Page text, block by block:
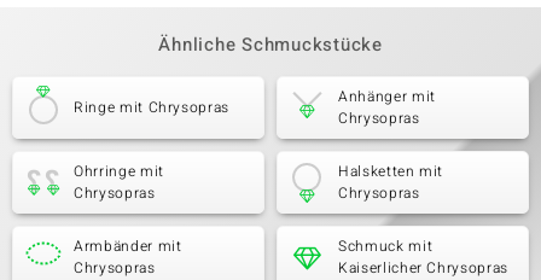
Ähnliche Schmuckstücke
Ringe mit Chrysopras
Anhänger mit
Chrysopras
Ohrringe mit
Chrysopras
Halsketten mit
Chrysopras
Armbänder mit
Chrysopras
Schmuck mit
Kaiserlicher Chrysopras